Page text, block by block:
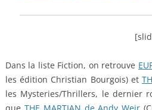
Dans la liste Fiction, on retrouve
les édition Christian Bourgois) et
les Mysteries/Thrillers, le dernier